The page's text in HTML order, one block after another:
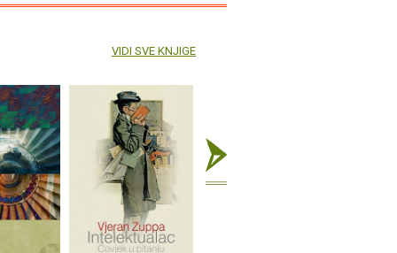
VIDI SVE KNJIGE